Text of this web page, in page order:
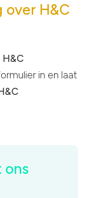
over H&C
H&C
in en laat
ons